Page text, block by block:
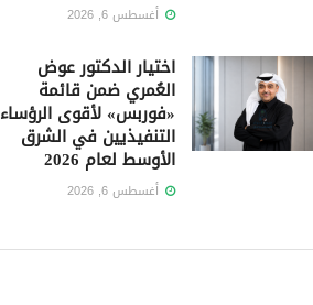
أغسطس 6, 2026
اختيار الدكتور عوض
العُمري ضمن قائمة
«فوربس» لأقوى الرؤساء
التنفيذيين في الشرق
الأوسط لعام 2026
أغسطس 6, 2026